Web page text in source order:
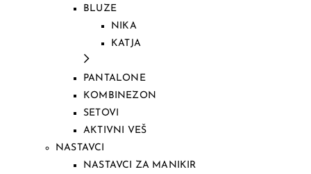
BLUZE
NIKA
KATJA
PANTALONE
KOMBINEZON
SETOVI
AKTIVNI VEŠ
NASTAVCI
NASTAVCI ZA MANIKIR